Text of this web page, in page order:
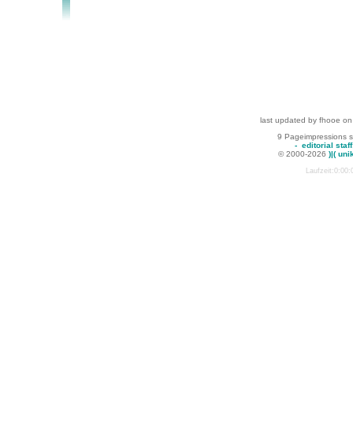
last updated by fhooe
9 Pageimpressions
- editorial staff
© 2000-2026 )|(